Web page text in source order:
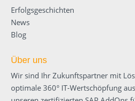
Erfolgsgeschichten
News
Blog
Über uns
Wir sind Ihr Zukunftspartner mit
optimale 360° IT-Wert­schöpfung